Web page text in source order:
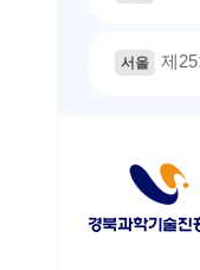
서울 제